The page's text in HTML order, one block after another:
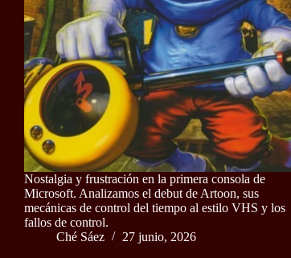
Nostalgia y frustración en la primera consola de
Microsoft. Analizamos el debut de Artoon, sus
mecánicas de control del tiempo al estilo VHS y los
fallos de control.
Ché Sáez
27 junio, 2026